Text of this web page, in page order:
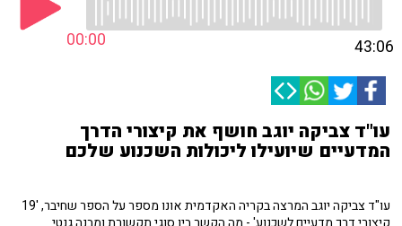
00:00 43:06
עו"ד צביקה יוגב חושף את קיצורי הדרך
המדעיים שיועילו ליכולות השכנוע שלכם
עו"ד צביקה יוגב המרצה בקריה האקדמית אונו מספר על הספר שחיבר, '19